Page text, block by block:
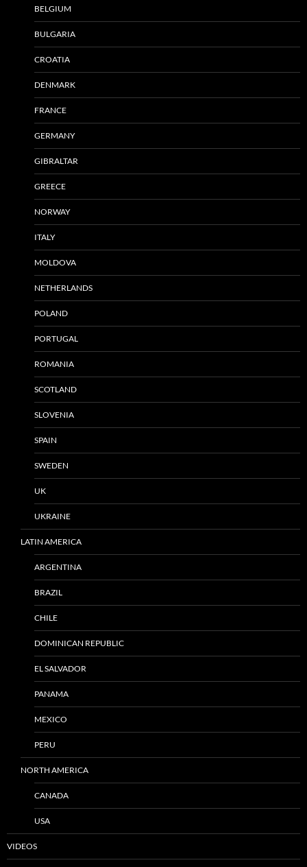
BELGIUM
BULGARIA
CROATIA
DENMARK
FRANCE
GERMANY
GIBRALTAR
GREECE
NORWAY
ITALY
MOLDOVA
NETHERLANDS
POLAND
PORTUGAL
ROMANIA
SCOTLAND
SLOVENIA
SPAIN
SWEDEN
UK
UKRAINE
LATIN AMERICA
ARGENTINA
BRAZIL
CHILE
DOMINICAN REPUBLIC
EL SALVADOR
PANAMA
MEXICO
PERU
NORTH AMERICA
CANADA
USA
VIDEOS